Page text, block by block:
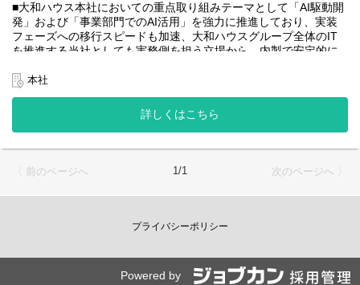
・運用保守チーム(２名)
大和ハウスグループ全体のIT・DXを推進する当社にて、自社やグ
ループ会社に導入したRPA(UiPath)の運用、保守、問い合わせ対応
使用ツール：
-AI-OCR
＜クライアントは大和ハウスグループ全体＞
名の
出資は大和ハウス本体になりますが、売上好調かつDX推進の優先
潤沢なリソースのもと、最上流から変革を進めていくことが可能
■大和ハウス本社においての重点取り組みテーマとして「AI駆動開
発」および「事業部門でのAI活用」を強力に推進しており、実装
フェーズへの移行スピードも加速、大和ハウスグループ全体のIT
を推進する当社としても実務側を担う立場から、内製で安定的に
います。
なお、フルリモート勤務可能なので、勤務地は北海道から沖縄ま
で、日本全国どこからでも働いていただけます。
入社日以外の出社は年１～４回程度なので、入社後の勤務地は国
また、働く時間に制限もなく、月160時間の勤務で、午前５時～２
２時までの間であれば、自由な時間に働いていただけます。業務
を途中で中断したり、働く時間を調整できるので、家事、育児、
介護などとの両立も可能です。社員が仕事をしやすい環境を整え
・SPA（Single Page Application）を中心としたWebアプリケーシ
本社
詳しくはこちら
〈 前のページへ 1/1 次のページへ 〉
プライバシーポリシー
Powered by